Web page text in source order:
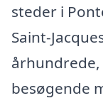
steder i
Saint-
besøgende